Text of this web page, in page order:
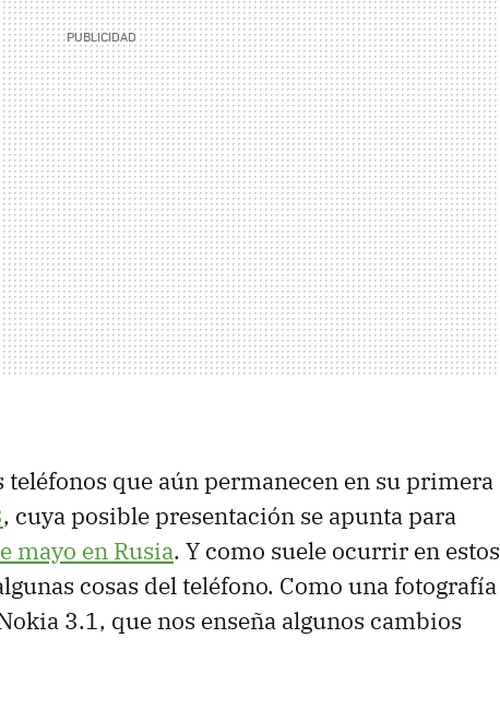
que aún permanecen en su primera
, cuya posible presentación se apunta para
mayo en Rusia. Y como suele ocurrir en estos
cosas del teléfono. Como una fotografía
3.1, que nos enseña algunos cambios